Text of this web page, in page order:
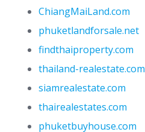
ChiangMaiLand.com
phuketlandforsale.net
findthaiproperty.com
thailand-realestate.com
siamrealestate.com
thairealestates.com
phuketbuyhouse.com